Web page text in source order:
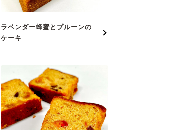
ラベンダー蜂蜜とプルーンの
ケーキ